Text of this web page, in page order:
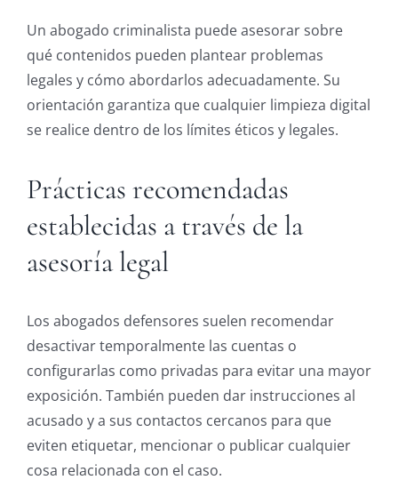
Un abogado criminalista puede asesorar sobre
qué contenidos pueden plantear problemas
legales y cómo abordarlos adecuadamente. Su
orientación garantiza que cualquier limpieza digital
se realice dentro de los límites éticos y legales.
Prácticas recomendadas
establecidas a través de la
asesoría legal
Los abogados defensores suelen recomendar
desactivar temporalmente las cuentas o
configurarlas como privadas para evitar una mayor
exposición. También pueden dar instrucciones al
acusado y a sus contactos cercanos para que
eviten etiquetar, mencionar o publicar cualquier
cosa relacionada con el caso.